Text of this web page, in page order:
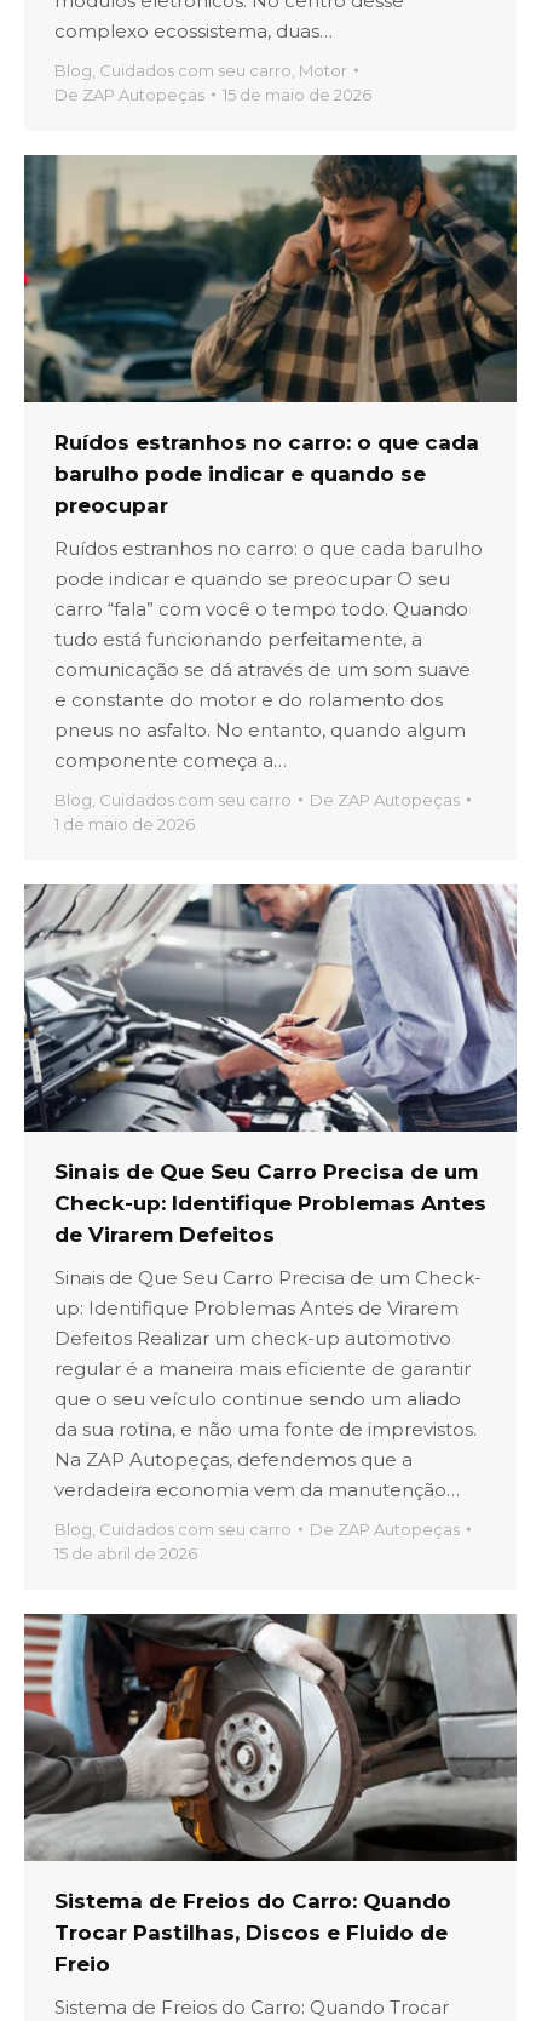
complexo ecossistema, duas…
Blog Cuidados com seu carro Motor
De ZAP Autopeças 15 de maio de 2026
Ruídos estranhos no carro: o que cada
barulho pode indicar e quando se
preocupar
Ruídos estranhos no carro: o que cada barulho
pode indicar e quando se preocupar O seu
carro “fala” com você o tempo todo. Quando
tudo está funcionando perfeitamente, a
comunicação se dá através de um som suave
e constante do motor e do rolamento dos
pneus no asfalto. No entanto, quando algum
componente começa a…
Blog Cuidados com seu carro De ZAP Autopeças
1 de maio de 2026
Sinais de Que Seu Carro Precisa de um
Check-up: Identifique Problemas Antes
de Virarem Defeitos
Sinais de Que Seu Carro Precisa de um Check-
up: Identifique Problemas Antes de Virarem
Defeitos Realizar um check-up automotivo
regular é a maneira mais eficiente de garantir
que o seu veículo continue sendo um aliado
da sua rotina, e não uma fonte de imprevistos.
Na ZAP Autopeças, defendemos que a
verdadeira economia vem da manutenção…
Blog Cuidados com seu carro De ZAP Autopeças
15 de abril de 2026
Sistema de Freios do Carro: Quando
Trocar Pastilhas, Discos e Fluido de
Freio
Sistema de Freios do Carro: Quando Trocar